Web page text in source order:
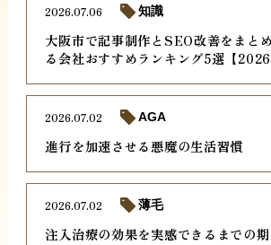
大阪市で記事制作とSEO改善をまと
る会社おすすめランキング5選【2026
2026.07.06 知識
進行を加速させる悪魔の生活習慣
2026.07.02 AGA
注入治療の効果を実感できるまでの
2026.07.02 薄毛